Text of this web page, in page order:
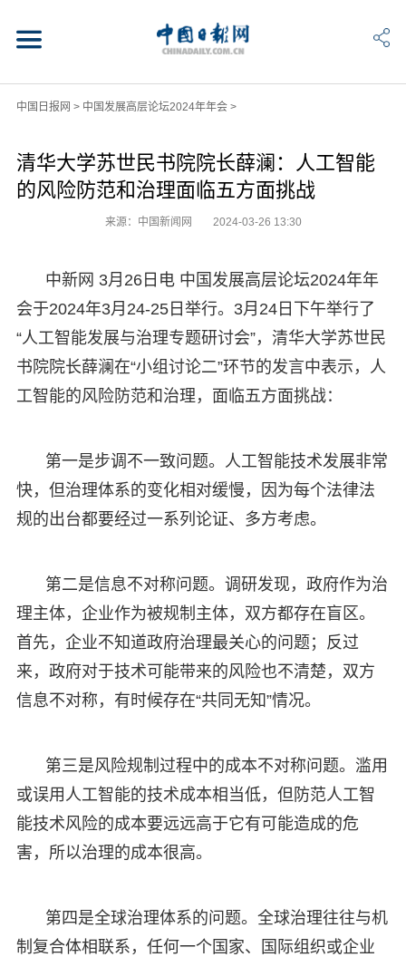
中国日报网 > 中国发展高层论坛2024年年会>
清华大学苏世民书院院长薛澜：人工智能
的风险防范和治理面临五方面挑战
来源：中国新闻网 2024-03-26 13:30
中新网 3月26日电 中国发展高层论坛2024年年
会于2024年3月24-25日举行。3月24日下午举行了
“人工智能发展与治理专题研讨会”，清华大学苏世民
书院院长薛澜在“小组讨论二”环节的发言中表示，人
工智能的风险防范和治理，面临五方面挑战：
第一是步调不一致问题。人工智能技术发展非常
快，但治理体系的变化相对缓慢，因为每个法律法
规的出台都要经过一系列论证、多方考虑。
第二是信息不对称问题。调研发现，政府作为治
理主体，企业作为被规制主体，双方都存在盲区。
首先，企业不知道政府治理最关心的问题；反过
来，政府对于技术可能带来的风险也不清楚，双方
信息不对称，有时候存在“共同无知”情况。
第三是风险规制过程中的成本不对称问题。滥用
或误用人工智能的技术成本相当低，但防范人工智
能技术风险的成本要远远高于它有可能造成的危
害，所以治理的成本很高。
第四是全球治理体系的问题。全球治理往往与机
制复合体相联系，任何一个国家、国际组织或企业